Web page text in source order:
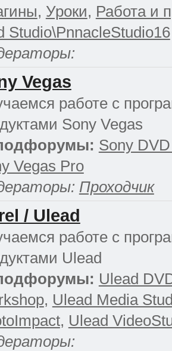
, Уроки, Работа и
Studio\PnnacleStudio16
Vegas
работе с
Sony Vegas
Sony
Vegas Pro
Проходчик
/ Ulead
работе с
Ulead
Ulead
, Ulead Media
, Ulead